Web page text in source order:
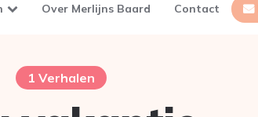
Over Merlijns Baard Contact
1 Verhalen